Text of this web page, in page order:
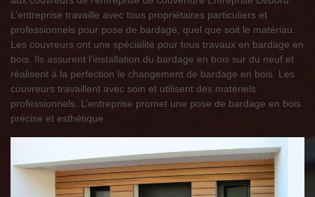
L’entreprise travaille avec tous propriétaires particuliers et
professionnels pour pose de bardage, quel que soit le matériau.
Les couvreurs ont une spécialité pour tous travaux en bardage en
bois. Ils assurent l’installation du bardage en bois sur du neuf et
réalisent à la perfection le changement de bardage en bois. Les
couvreurs travaillent avec soin et utilisent des matériels
professionnels. L’entreprise promet une pose de bardage en bois
précise et esthétique.